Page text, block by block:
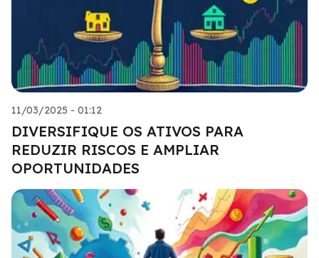
11/03/2025 - 01:12
DIVERSIFIQUE OS ATIVOS PARA
REDUZIR RISCOS E AMPLIAR
OPORTUNIDADES